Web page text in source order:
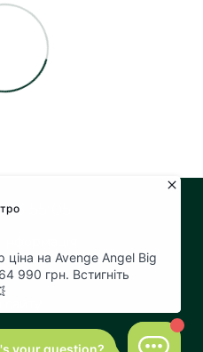
55 05
сайту